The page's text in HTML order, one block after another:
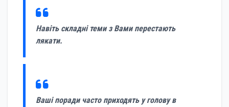
Навіть складні теми з Вами перестають
лякати.
Ваші поради часто приходять у голову в